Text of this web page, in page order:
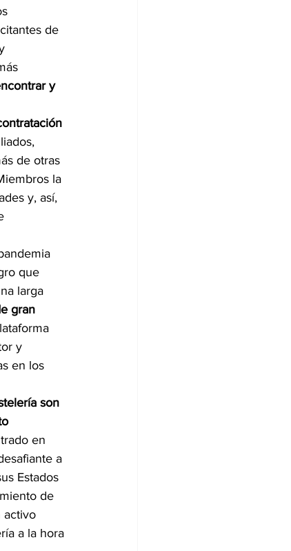
de
y
de otras
la
y, así,
que
larga
gran
y
en los
son
en
a
Estados
de
activo
a la hora